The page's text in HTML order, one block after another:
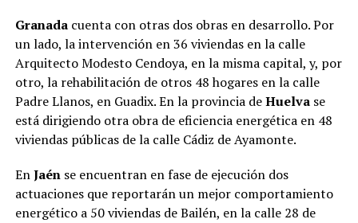
Granadacuenta con otras dos obras en desarrollo. Por
un lado, la intervención en 36 viviendas en la calle
Arquitecto Modesto Cendoya, en la misma capital, y, por
otro, la rehabilitación de otros 48 hogares en la calle
Padre Llanos, en Guadix. En la provincia deHuelvase
está dirigiendo otra obra de eficiencia energética en 48
viviendas públicas de la calle Cádiz de Ayamonte.
EnJaén se encuentran en fase de ejecución dos
actuaciones que reportarán un mejor comportamiento
energético a 50 viviendas de Bailén, en la calle 28 de